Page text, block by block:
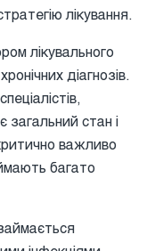
лікування.
лікувального
діагнозів.
загальний стан і
важливо
багато